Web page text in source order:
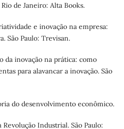
de Janeiro: Alta Books.
e inovação na empresa:
São Paulo: Trevisan.
da inovação na prática: como
para alavancar a inovação. São
do desenvolvimento econômico.
Revolução Industrial. São Paulo: